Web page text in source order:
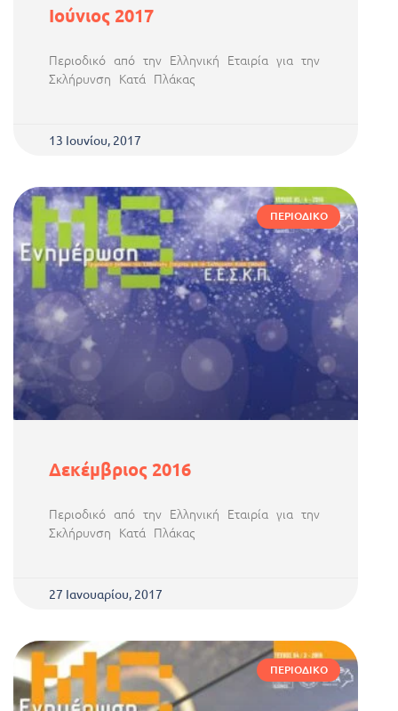
Ιούνιος 2017
Περιοδικό από την Ελληνική Εταιρία για την
Σκλήρυνση Κατά Πλάκας
13 Ιουνίου, 2017
ΠΕΡΙΟΔΙΚΌ
Δεκέμβριος 2016
Περιοδικό από την Ελληνική Εταιρία για την
Σκλήρυνση Κατά Πλάκας
27 Ιανουαρίου, 2017
ΠΕΡΙΟΔΙΚΌ